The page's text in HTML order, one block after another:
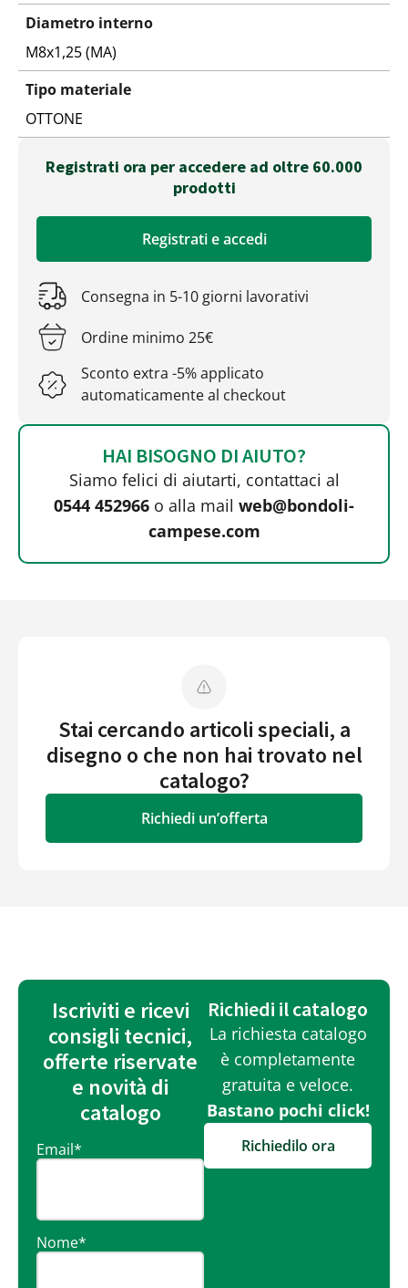
Diametro interno
M8x1,25 (MA)
Tipo materiale
OTTONE
Registrati ora per accedere ad oltre 60.000
prodotti
Registrati e accedi
Consegna in 5-10 giorni lavorativi
Ordine minimo 25€
Sconto extra -5% applicato
automaticamente al checkout
HAI BISOGNO DI AIUTO?
Siamo felici di aiutarti, contattaci al
0544 452966 o alla mail web@bondoli-
campese.com
Stai cercando articoli speciali, a
disegno o che non hai trovato nel
catalogo?
Richiedi un’offerta
Iscriviti e ricevi
consigli tecnici,
offerte riservate
e novità di
catalogo
Email*
Nome*
Richiedi il catalogo
La richiesta catalogo
è completamente
gratuita e veloce.
Bastano pochi click!
Richiedilo ora